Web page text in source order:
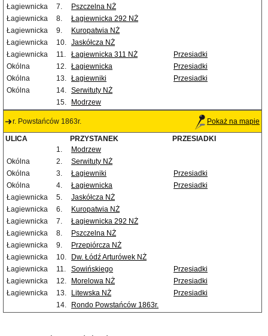
Łagiewnicka
7.
Pszczelna NŻ
Łagiewnicka
8.
Łagiewnicka 292 NŻ
Łagiewnicka
9.
Kuropatwia NŻ
Łagiewnicka
10. Jaskółcza NŻ
Łagiewnicka
11. Łagiewnicka 311 NŻ
Przesiadki
Okólna
12. Łagiewnicka
Przesiadki
Okólna
13. Łagiewniki
Przesiadki
Okólna
14. Serwituty NŻ
15.
Modrzew
r. Powstańców 1863r. Pokaż na mapie
ULICA PRZYSTANEK
PRZESIADKI
1.
Modrzew
Okólna
2.
Serwituty NŻ
Okólna
3. Łagiewniki
Przesiadki
Okólna
4. Łagiewnicka
Przesiadki
Łagiewnicka
5.
Jaskółcza NŻ
Łagiewnicka
6.
Kuropatwia NŻ
Łagiewnicka
7.
Łagiewnicka 292 NŻ
Łagiewnicka
8.
Pszczelna NŻ
Łagiewnicka
9.
Przepiórcza NŻ
Łagiewnicka
10.
Dw. Łódź Arturówek NŻ
Łagiewnicka
11. Sowińskiego
Przesiadki
Łagiewnicka
12. Morelowa NŻ
Przesiadki
Łagiewnicka
13. Litewska NŻ
Przesiadki
14.
Rondo Powstańców 1863r.